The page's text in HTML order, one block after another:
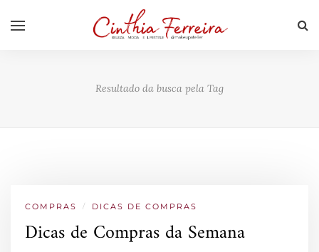
Resultado da busca pela Tag
COMPRAS / DICAS DE COMPRAS
Dicas de Compras da Semana